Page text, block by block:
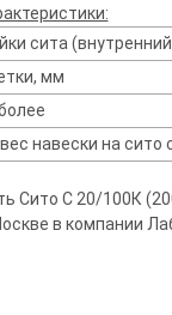
сита
мм
навески на сито
Сито С 20/100К
в компании